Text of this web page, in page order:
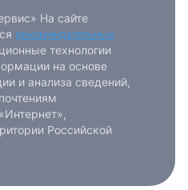
На сайте
рекомендательные
технологии
на основе
и анализа сведений,
Российской